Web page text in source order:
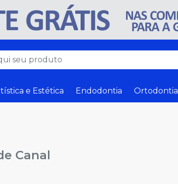
e Estética Endodontia Ortodontia
Canal